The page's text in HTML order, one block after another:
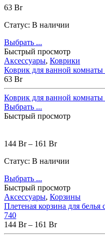
63 Br
Статус: В наличии
Выбрать ...
Быстрый просмотр
Аксессуары, Коврики
Коврик для ванной
63 Br
Коврик для ванной
Выбрать ...
Быстрый просмотр
144 Br– 161 Br
Статус: В наличии
Выбрать ...
Быстрый просмотр
Аксессуары, Корзины
Плетеная корзина для
740
144 Br– 161 Br